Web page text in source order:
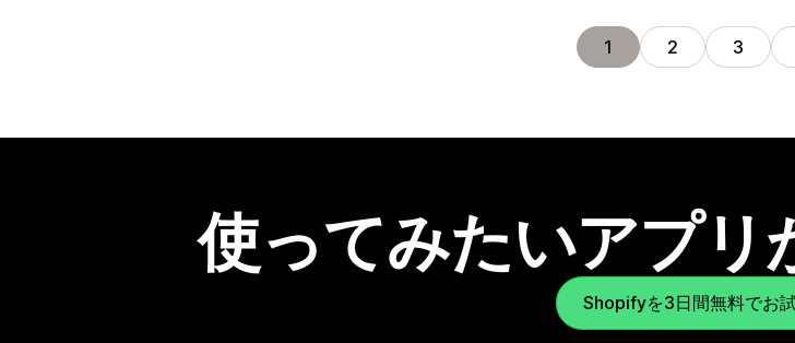
1 2 3
使ってみたいアプリ
Shopifyを3日間無料でお